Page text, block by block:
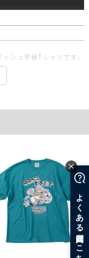
ッシュ半袖Tシャツです。
ださい。
とさせて頂いております。予め